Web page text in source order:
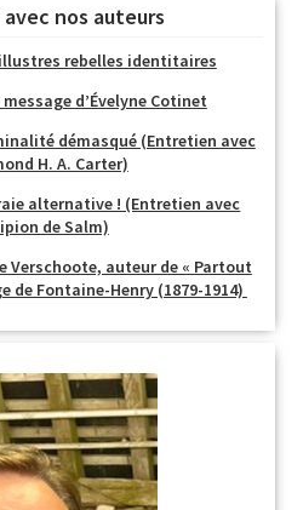
nos auteurs
rebelles identitaires
d’Évelyne Cotinet
démasqué (Entretien avec
H. A. Carter)
alternative ! (Entretien avec
de Salm)
Verschoote, auteur de « Partout
de Fontaine-Henry (1879-1914)